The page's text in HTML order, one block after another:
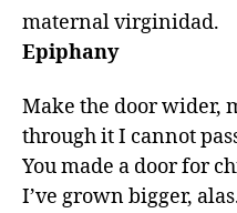
maternal virginidad.
Epiphany
Make the door wider,
through it I cannot
You made a door for
I’ve grown bigger,